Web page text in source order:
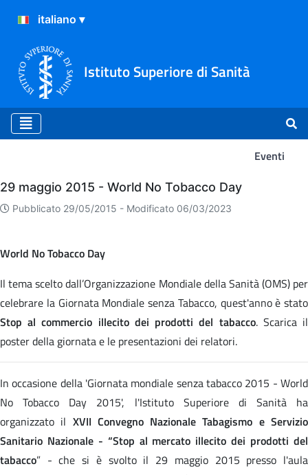
Istituto Superiore di Sanità
Eventi
Eventi
29 maggio 2015 - World No Tobacco Day
Pubblicato 29/05/2015 - Modificato 06/03/2023
World No Tobacco Day
Il tema scelto dall’Organizzazione Mondiale della Sanità (OMS) per
celebrare la Giornata Mondiale senza Tabacco, quest'anno è stato
Stop al commercio illecito dei prodotti del tabacco. Scarica il
poster della giornata e le presentazioni dei relatori.
In occasione della 'Giornata mondiale senza tabacco 2015 - World
No Tobacco Day 2015', l'Istituto Superiore di Sanità ha
organizzato il XVII Convegno Nazionale Tabagismo e Servizio
Sanitario Nazionale - “Stop al mercato illecito dei prodotti del
tabacco” - che si è svolto il 29 maggio 2015 presso l'aula